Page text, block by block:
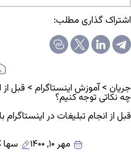
اشتراک گذاری مطلب:
جریان >آموزش اینستاگرام > قبل از
چه نکاتی توجه کنیم؟
قبل از انجام تبلیغات در
مهر ۱۰, ۱۴۰۰
سها